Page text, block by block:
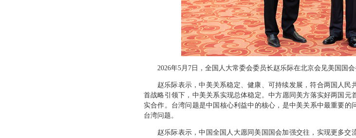
2026年5月7日，全国人大常委会委员长赵乐际在北京会见美国国
赵乐际表示，中美关系稳定、健康、可持续发展，符合两国人
首战略引领下，中美关系实现总体稳定。中方愿同美方落实好两国
实合作。台湾问题是中国核心利益中的核心，是中美关系中最重要
台湾问题。
赵乐际表示，中国全国人大愿同美国国会加强交往，实现更多